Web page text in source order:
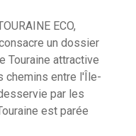
ECO,
un dossier
Touraine attractive
chemins entre l'Île-
par les
est parée